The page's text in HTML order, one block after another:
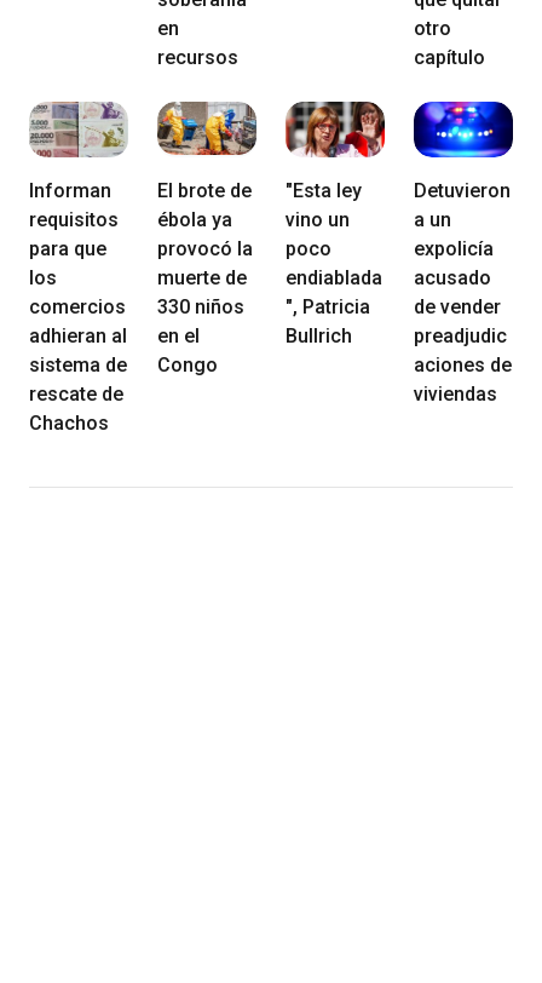
en
recursos
otro
capítulo
Informan
requisitos
para que
los
comercios
adhieran al
sistema de
rescate de
Chachos
El brote de
ébola ya
provocó la
muerte de
330 niños
en el
Congo
"Esta ley
vino un
poco
endiablada
", Patricia
Bullrich
Detuvieron
a un
expolicía
acusado
de vender
preadjudic
aciones de
viviendas